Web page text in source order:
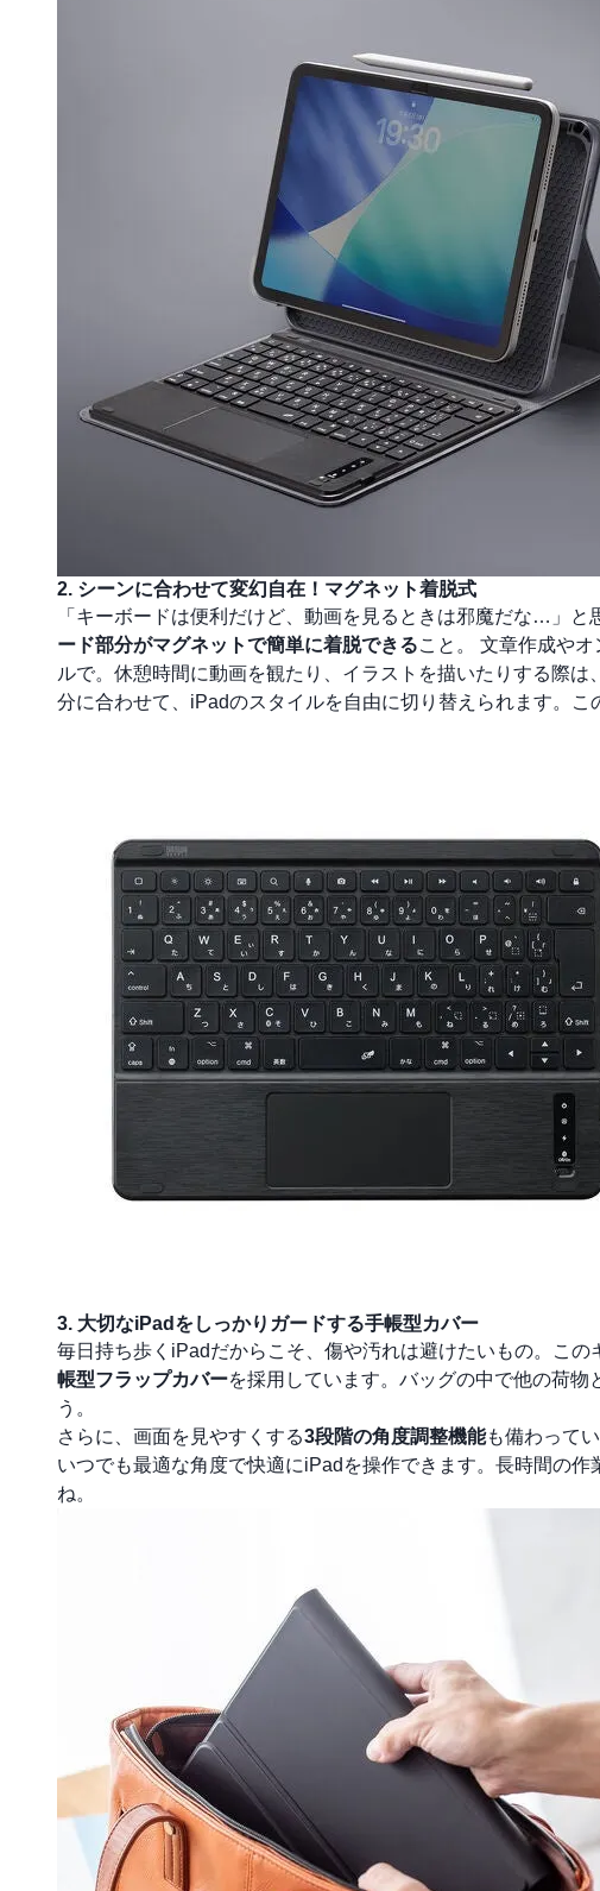
2. シーンに合わせて変幻自在！マグネット着脱式
「キーボードは便利だけど、動画を見るときは邪魔だな…」
ード部分がマグネットで簡単に着脱できること。 文章作成や
ルで。休憩時間に動画を観たり、イラストを描いたりする際
分に合わせて、iPadのスタイルを自由に切り替えられます。
3. 大切なiPadをしっかりガードする手帳型カバー
毎日持ち歩くiPadだからこそ、傷や汚れは避けたいもの。こ
帳型フラップカバーを採用しています。バッグの中で他の荷
う。
さらに、画面を見やすくする3段階の角度調整機能も備わって
いつでも最適な角度で快適にiPadを操作できます。長時間の
ね。